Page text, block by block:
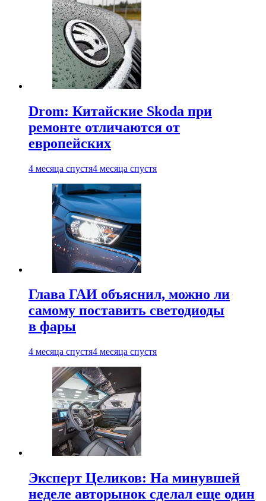
Drom: Китайские Skoda при
ремонте отличаются от
европейских
4 месяца спустя4 месяца спустя
Глава ГАИ объяснил, можно ли
самому поставить светодиоды
в фары
4 месяца спустя4 месяца спустя
Эксперт Целиков: На минувшей
неделе авторынок сделал еще один